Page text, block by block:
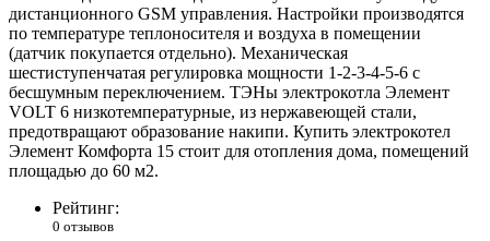
дистанционного GSM управления. Настройки производятся
по температуре теплоносителя и воздуха в помещении
(датчик покупается отдельно). Механическая
шестиступенчатая регулировка мощности 1-2-3-4-5-6 с
бесшумным переключением. ТЭНы электрокотла Элемент
VOLT 6 низкотемпературные, из нержавеющей стали,
предотвращают образование накипи. Купить электрокотел
Элемент Комфорта 15 стоит для отопления дома, помещений
площадью до 60 м2.
Рейтинг:
0 отзывов